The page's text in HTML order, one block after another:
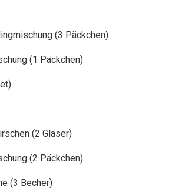
(3 Päckchen)
(1 Päckchen)
(2 Gläser)
(2 Päckchen)
(3 Becher)